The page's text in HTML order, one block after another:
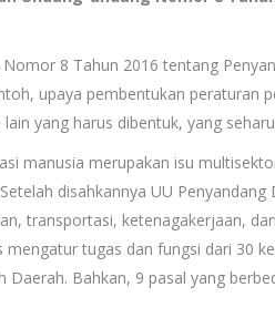
8 Tahun 2016 tentang
upaya pembentukan peraturan
yang harus dibentuk, yang
manusia merupakan isu
disahkannya UU
transportasi, ketenagakerjaan,
mengatur tugas dan fungsi dari 30
Daerah. Bahkan, 9 pasal yang